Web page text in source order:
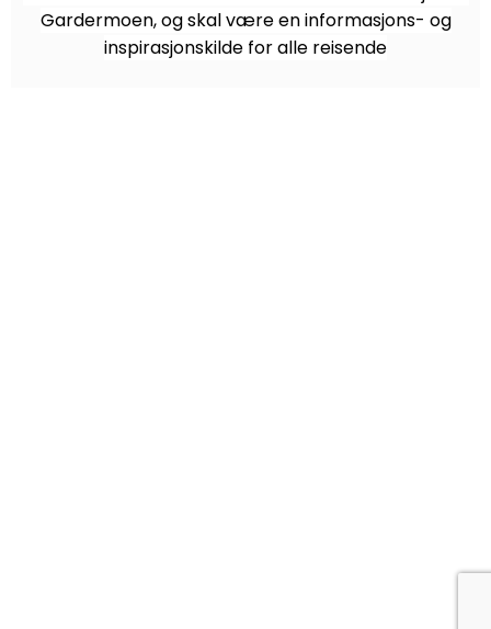
Gardermoen, og skal være en informasjons- og
inspirasjonskilde for alle reisende